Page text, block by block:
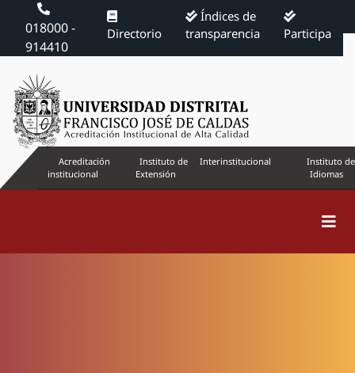
018000 -
914410
Directorio
Índices de
transparencia
Participa
Acreditación
institucional
Instituto de
Extensión
Interinstitucional
Instituto de
Idiomas